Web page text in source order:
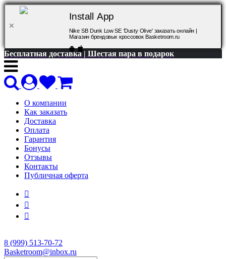
Install App
Nike SB Dunk Low SE 'Dusty Olive' заказать онлайн |
Магазин брендовых кроссовок Basketroom.ru
Бесплатная доставка | Шестая пара в подарок
О компании
Как заказать
Доставка
Оплата
Гарантия
Бонусы
Отзывы
Контакты
Публичная оферта
8 (999) 513-70-72
Basketroom@inbox.ru